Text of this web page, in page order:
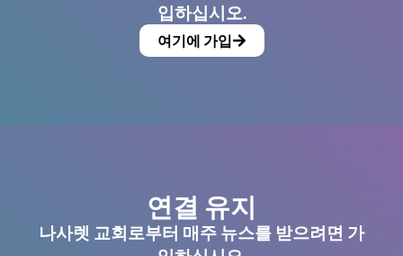
입하십시오.
여기에 가입
연결 유지
나사렛 교회로부터 매주 뉴스를 받으려면 가